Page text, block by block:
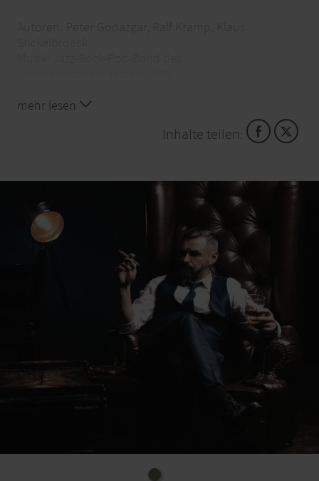
Der Startschuss: Für einen Abend verwandelt sich
das beschauliche S-Forum der Kreissparkasse
Freuen Sie sich auf den König des schwarzen Krimi-
Humors Ralf Kramp, der mit „Mutter bei die Fische“
zeigt, dass selbst eine kleine Seefahrt tödlich enden
kann. Dass auch ein Umzug ins beschauliche
Kronenburg nicht ungefährlich ist, beweist Ihnen der
Krimi-Cop Klaus Stickelbroeck in „Trulledull“. Wenn
Sie dem leicht schrägen Peter Godazgar glauben, ist
ihm „Sein größter Fan“ nicht so ganz geheuer.
Nachzulesen in der neuen Kurzkrimisammlung
„Nordeifel Mordeifel 3“.
Susanne Edl, deren Stimme Sie von Radio
unterstützt wird sie, unter der Leitung von Hans
Steinmeier, durch die Jazz-Rock-Pop-Band des
mehr lesen
Inhalte teilen: